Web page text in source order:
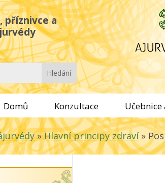
příznivce a
Domů Konzultace
»Hlavní principy zdraví »